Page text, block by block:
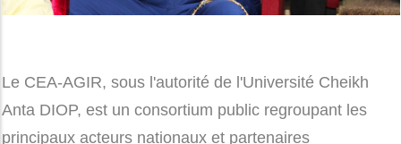
Le CEA-AGIR, sous l'autorité de l'Université Cheikh
Anta DIOP, est un consortium public regroupant les